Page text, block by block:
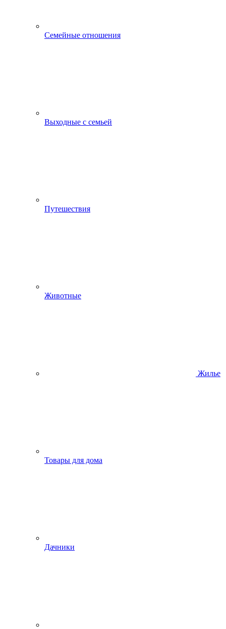
Семейные отношения
Выходные с семьей
Путешествия
Животные
Жилье
Товары для дома
Дачники